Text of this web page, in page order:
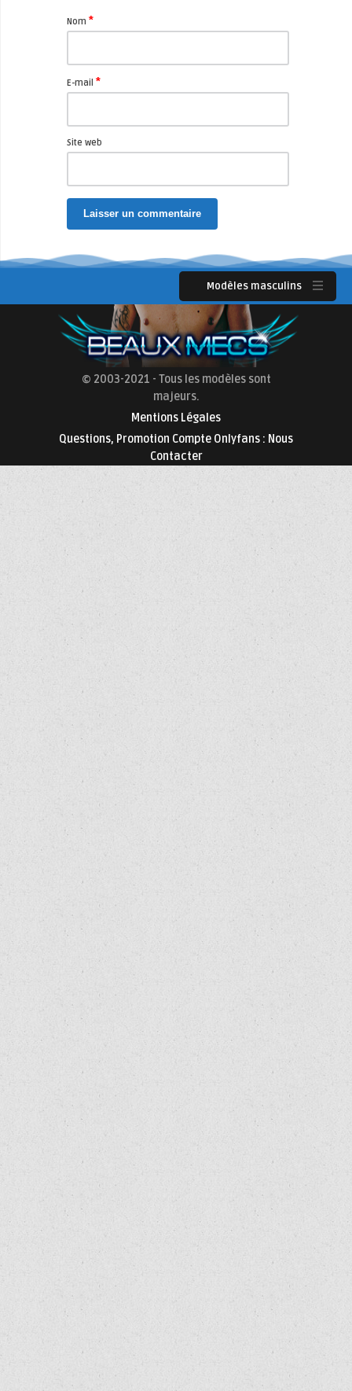
Nom *
E-mail *
Site web
Modèles masculins
© 2003-2021 - Tous les modèles sont
majeurs.
Mentions Légales
Questions, Promotion Compte Onlyfans : Nous
Contacter